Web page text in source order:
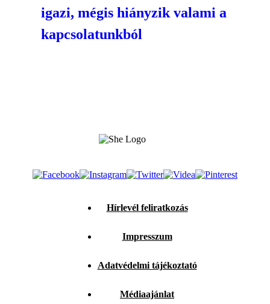
igazi, mégis hiányzik valami a
kapcsolatunkból
Hírlevél feliratkozás
Impresszum
Adatvédelmi tájékoztató
Médiaajánlat